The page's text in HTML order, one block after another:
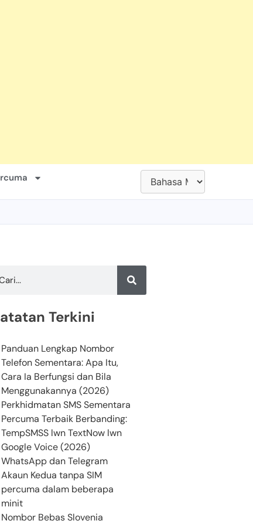
Terkini
Panduan Lengkap Nombor
Telefon Sementara: Apa Itu,
Cara Ia Berfungsi dan Bila
Menggunakannya (2026)
Perkhidmatan SMS Sementara
Percuma Terbaik Berbanding:
TempSMSS lwn TextNow lwn
Google Voice (2026)
WhatsApp dan Telegram
Akaun Kedua tanpa SIM
percuma dalam beberapa
minit
Nombor Bebas Slovenia